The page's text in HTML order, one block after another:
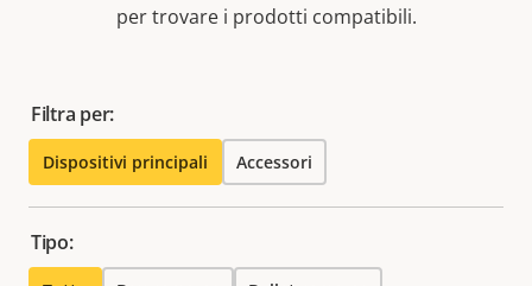
per trovare i prodotti compatibili.
Filtra per:
Dispositivi principali Accessori
Tipo: